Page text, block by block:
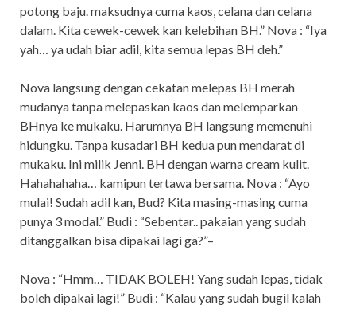
potong baju. maksudnya cuma kaos, celana dan celana
dalam. Kita cewek-cewek kan kelebihan BH.” Nova : “Iya
yah… ya udah biar adil, kita semua lepas BH deh.”
Nova langsung dengan cekatan melepas BH merah
mudanya tanpa melepaskan kaos dan melemparkan
BHnya ke mukaku. Harumnya BH langsung memenuhi
hidungku. Tanpa kusadari BH kedua pun mendarat di
mukaku. Ini milik Jenni. BH dengan warna cream kulit.
Hahahahaha… kamipun tertawa bersama. Nova : “Ayo
mulai! Sudah adil kan, Bud? Kita masing-masing cuma
punya 3 modal.” Budi : “Sebentar.. pakaian yang sudah
ditanggalkan bisa dipakai lagi ga?”–
Nova : “Hmm… TIDAK BOLEH! Yang sudah lepas, tidak
boleh dipakai lagi!” Budi : “Kalau yang sudah bugil kalah